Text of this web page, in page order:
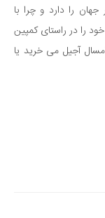
را دارد و چرا با
را در راستای کمپین
آجیل می خرید یا